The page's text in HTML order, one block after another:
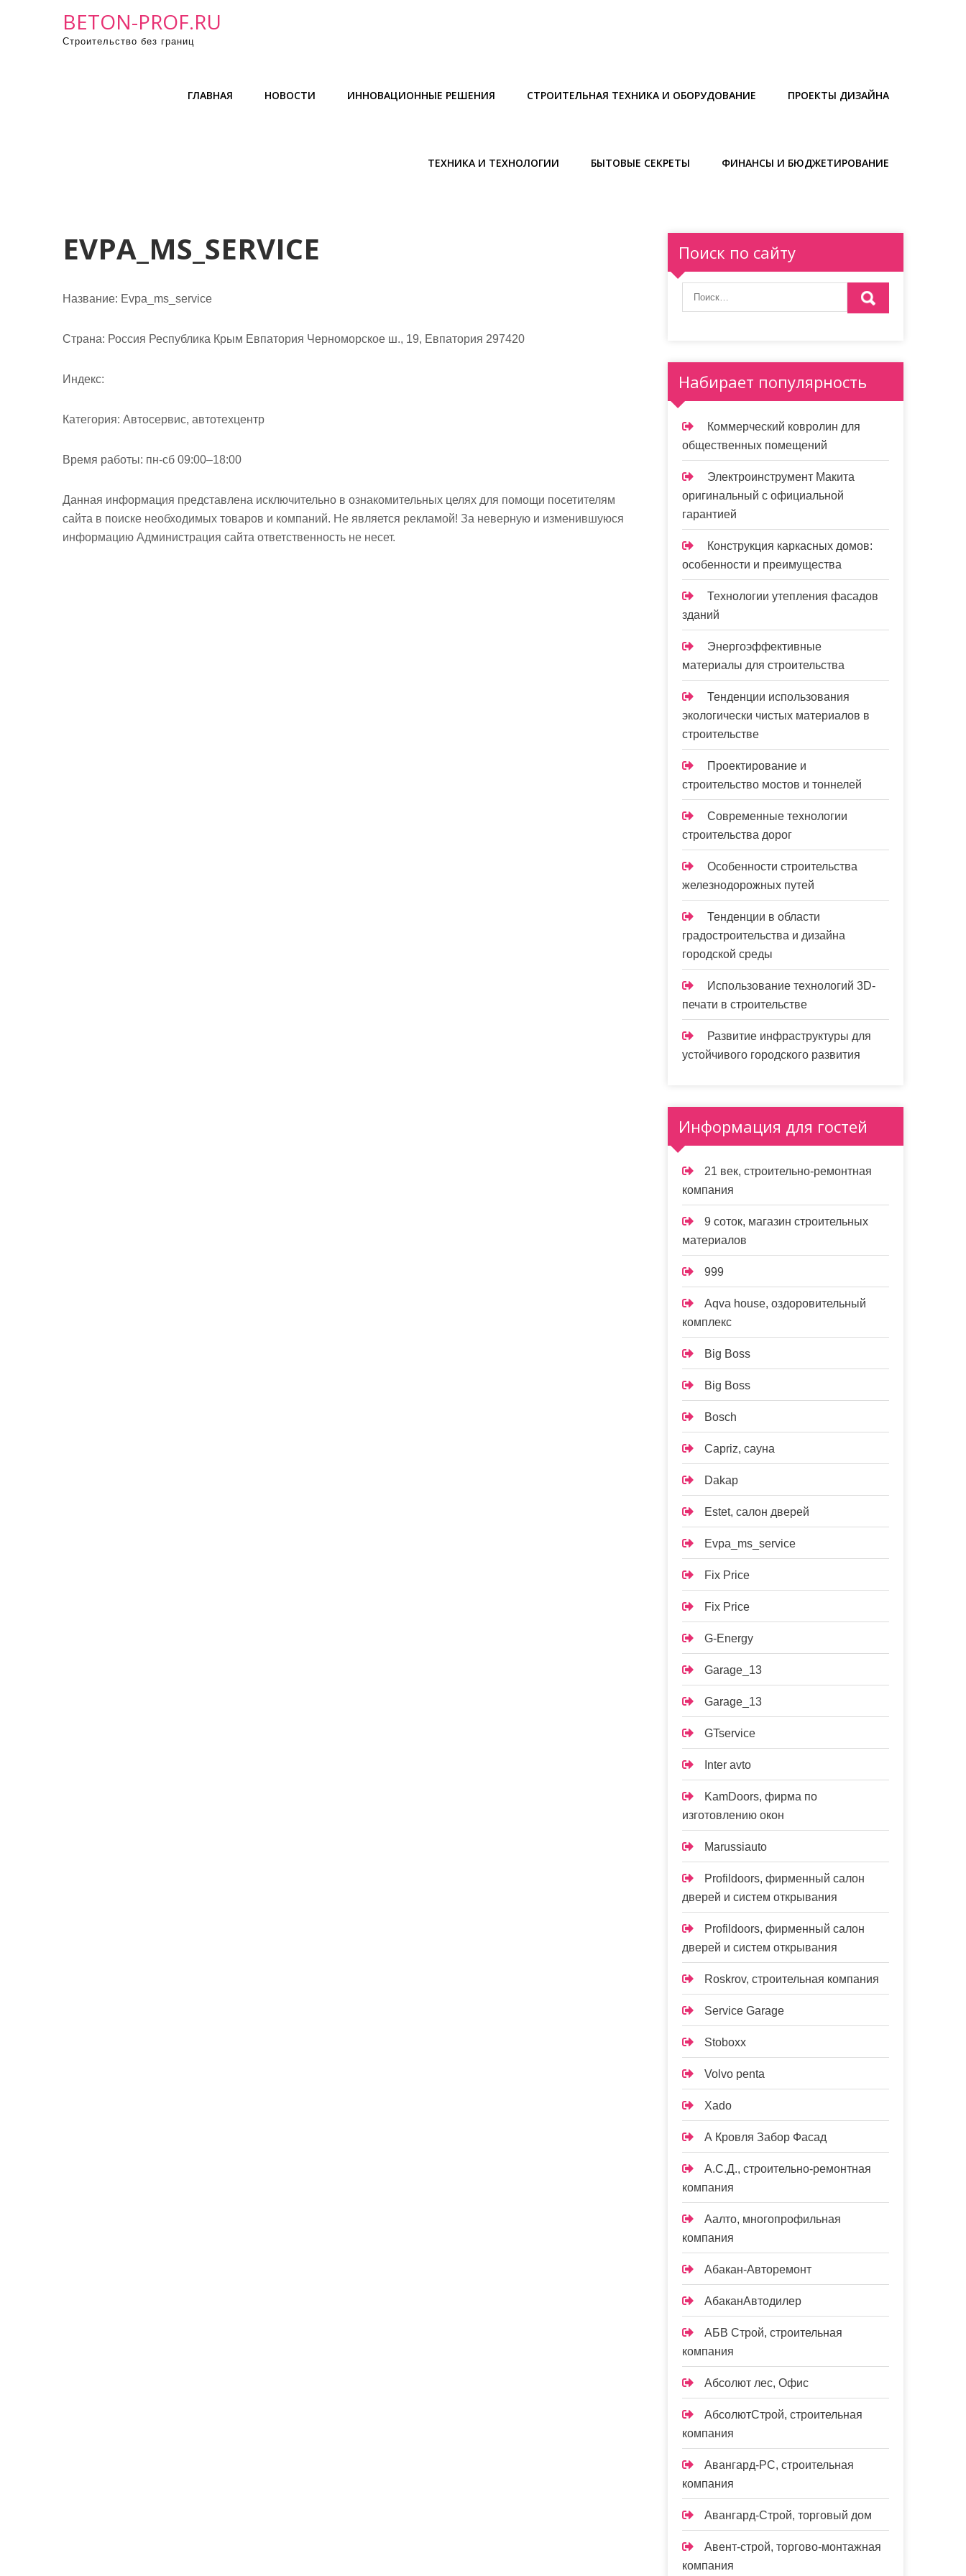
BETON-PROF.RU
Строительство без границ
ГЛАВНАЯ НОВОСТИ ИННОВАЦИОННЫЕ РЕШЕНИЯ СТРОИТЕЛЬНАЯ ТЕХНИКА И ОБОРУДОВАНИЕ ПРОЕКТЫ ДИЗАЙНА
ТЕХНИКА И ТЕХНОЛОГИИ БЫТОВЫЕ СЕКРЕТЫ ФИНАНСЫ И БЮДЖЕТИРОВАНИЕ
EVPA_MS_SERVICE
Название: Evpa_ms_service
Страна: Россия Республика Крым Евпатория Черноморское ш., 19, Евпатория 297420
Индекс:
Категория: Автосервис, автотехцентр
Время работы: пн-сб 09:00–18:00
Данная информация представлена исключительно в ознакомительных целях для помощи посетителям
сайта в поиске необходимых товаров и компаний. Не является рекламой! За неверную и изменившуюся
информацию Администрация сайта ответственность не несет.
Поиск по сайту
Набирает популярность
Коммерческий ковролин для
общественных помещений
Электроинструмент Макита
оригинальный с официальной
гарантией
Конструкция каркасных домов:
особенности и преимущества
Технологии утепления фасадов
зданий
Энергоэффективные
материалы для строительства
Тенденции использования
экологически чистых материалов в
строительстве
Проектирование и
строительство мостов и тоннелей
Современные технологии
строительства дорог
Особенности строительства
железнодорожных путей
Тенденции в области
градостроительства и дизайна
городской среды
Использование технологий 3D-
печати в строительстве
Развитие инфраструктуры для
устойчивого городского развития
Информация для гостей
21 век, строительно-ремонтная
компания
9 соток, магазин строительных
материалов
999
Aqva house, оздоровительный
комплекс
Big Boss
Big Boss
Bosch
Capriz, сауна
Dakap
Estet, салон дверей
Evpa_ms_service
Fix Price
Fix Price
G-Energy
Garage_13
Garage_13
GTservice
Inter avto
KamDoors, фирма по
изготовлению окон
Marussiauto
Profildoors, фирменный салон
дверей и систем открывания
Profildoors, фирменный салон
дверей и систем открывания
Roskrov, строительная компания
Service Garage
Stoboxx
Volvo penta
Xado
А Кровля Забор Фасад
А.С.Д., строительно-ремонтная
компания
Аалто, многопрофильная
компания
Абакан-Авторемонт
АбаканАвтодилер
АБВ Строй, строительная
компания
Абсолют лес, Офис
АбсолютСтрой, строительная
компания
Авангард-РС, строительная
компания
Авангард-Строй, торговый дом
Авент-строй, торгово-монтажная
компания